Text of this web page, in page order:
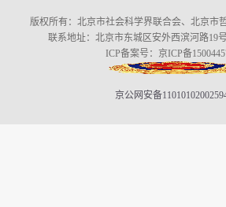
版权所有：北京市社会科学界联合会、北京市
联系地址：北京市东城区安外西滨河路19
ICP备案号：京ICP备
京公网安备